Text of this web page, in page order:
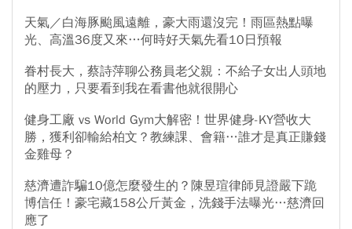
天氣／白海豚颱風遠離，豪大雨還沒完！雨區熱點曝
光、高溫36度又來…何時好天氣先看10日預報
眷村長大，蔡詩萍聊公務員老父親：不給子女出人頭地
的壓力，只要看到我在看書他就很開心
健身工廠 vs World Gym大解密！世界健身-KY營收大
勝，獲利卻輸給柏文？教練課、會籍…誰才是真正賺錢
金雞母？
慈濟遭詐騙10億怎麼發生的？陳昱瑄律師見證嚴下跪
博信任！豪宅藏158公斤黃金，洗錢手法曝光…慈濟回
應了